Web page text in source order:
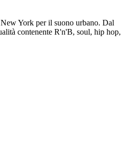
York per il suono urbano. Dal
contenente R'n'B, soul, hip hop,